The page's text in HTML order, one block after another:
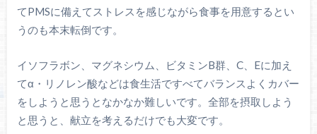
てPMSに備えてストレスを感じながら食事を用意するとい
うのも本末転倒です。
イソフラボン、マグネシウム、ビタミンB群、C、Eに加え
てα・リノレン酸などは食生活ですべてバランスよくカバー
をしようと思うとなかなか難しいです。全部を摂取しよう
と思うと、献立を考えるだけでも大変です。